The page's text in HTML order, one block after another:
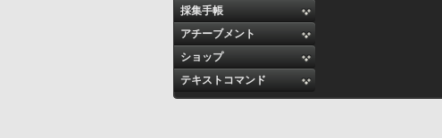
採集手帳
アチーブメント
ショップ
テキストコマンド